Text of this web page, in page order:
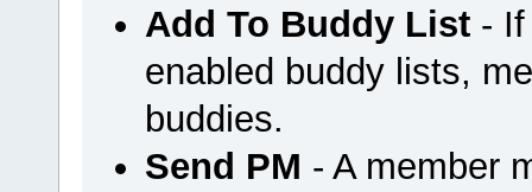
Add To Buddy List- If
enabled buddy lists,
buddies.
Send PM - A member